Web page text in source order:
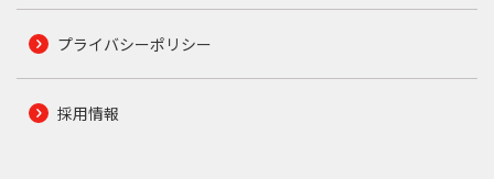
プライバシーポリシー
採用情報